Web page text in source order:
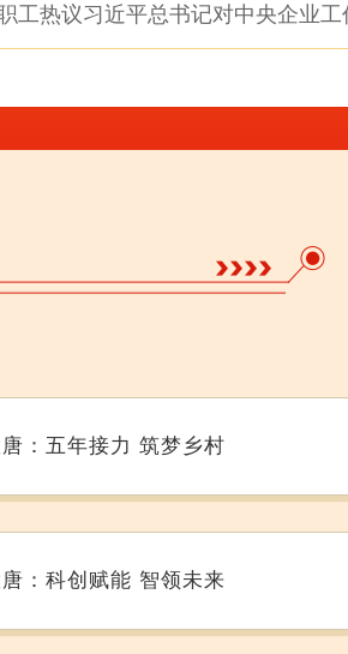
工热议习近平总书记对中央企业
：五年接力 筑梦乡村
：科创赋能 智领未来